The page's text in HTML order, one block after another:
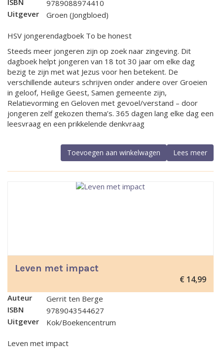
ISBN
9789088974410
Uitgever
Groen (Jongbloed)
HSV jongerendagboek To be honest
Steeds meer jongeren zijn op zoek naar zingeving. Dit
dagboek helpt jongeren van 18 tot 30 jaar om elke dag
bezig te zijn met wat Jezus voor hen betekent. De
verschillende auteurs schrijven onder andere over Groeien
in geloof, Heilige Geest, Samen gemeente zijn,
Relatievorming en Geloven met gevoel/verstand – door
jongeren zelf gekozen thema’s. 365 dagen lang elke dag een
leesvraag en een prikkelende denkvraag
Lees meer
Toevoegen aan winkelwagen
Leven met impact
€ 14,99
Auteur
Gerrit ten Berge
ISBN
9789043544627
Uitgever
Kok/Boekencentrum
Leven met impact